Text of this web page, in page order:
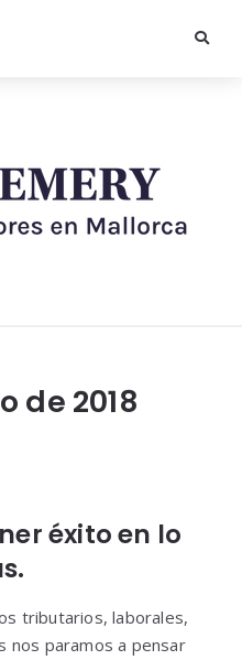
de 2018
éxito en lo
tributarios, laborales,
nos paramos a pensar